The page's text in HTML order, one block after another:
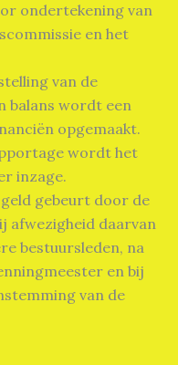
ondertekening van
en het
van de
balans wordt een
opgemaakt.
wordt het
inzage.
gebeurt door de
afwezigheid daarvan
bestuursleden, na
en bij
van de